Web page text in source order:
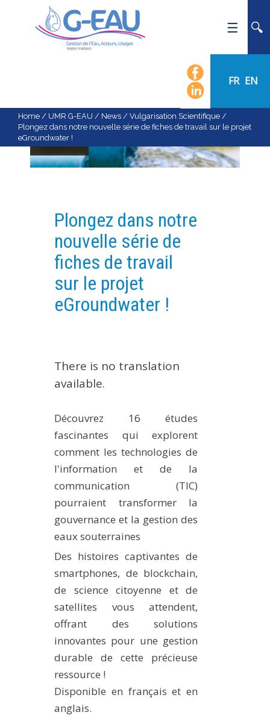
FR EN
NEWS
EVENTS
CALENDAR OF EVENTS
FLOW CHART
RESEARCH
EXPERIMENTAL PLATFORMS
GEOGRAPHIC LOCATIONS
UMR NETWORKS
REGULAR SEMINARS
MASTER
ENGINEERING
EDUCATION AND TRAINING
THESES IN PROGRESS
PRODUCTION
METHODS AND TOOLS
SOFTWARE
PUBLICATIONS SUR HAL
WORKING PAPERS
THEMATIC NOTES
FOR THE PUBLIC
Home / UMR G-EAU / News / Vulgarisation Scientifique /
Plongez dans notre nouvelle série de fiches de travail sur le projet
eGroundwater !
Plongez dans notre
nouvelle série de
fiches de travail
sur le projet
eGroundwater !
There is no translation
available.
Découvrez 16 études
fascinantes qui explorent
comment les technologies de
l'information et de la
communication (TIC)
pourraient transformer la
gouvernance et la gestion des
eaux souterraines
Des histoires captivantes de
smartphones, de blockchain,
de science citoyenne et de
satellites vous attendent,
offrant des solutions
innovantes pour une gestion
durable de cette précieuse
ressource !
Disponible en français et en
anglais.